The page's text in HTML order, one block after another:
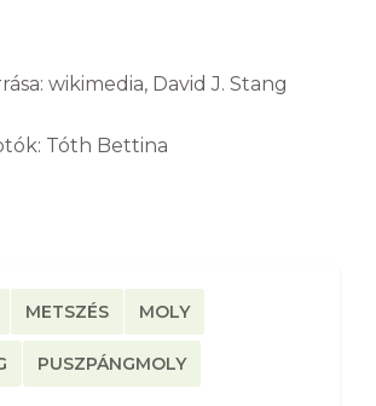
wikimedia, David J. Stang
Tóth Bettina
METSZÉS MOLY
PUSZPÁNGMOLY